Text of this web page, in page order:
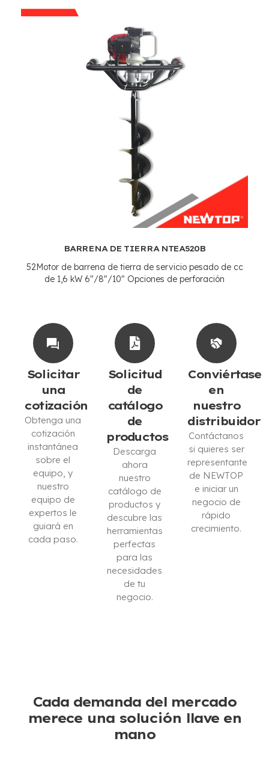
BARRENA DE TIERRA NTEA520B
52Motor de barrena de tierra de servicio pesado de cc
de 1,6 kW 6"/8"/10" Opciones de perforación
Solicitar
una
cotización
Obtenga una
cotización
instantánea
sobre el
equipo, y
nuestro
equipo de
expertos le
guiará en
cada paso.
Solicitud
de
catálogo
de
productos
Descarga
ahora
nuestro
catálogo de
productos y
descubre las
herramientas
perfectas
para las
necesidades
de tu
negocio.
Conviértase
en
nuestro
distribuidor
Contáctanos
si quieres ser
representante
de NEWTOP
e iniciar un
negocio de
rápido
crecimiento.
Cada demanda del mercado
merece una solución llave en
mano